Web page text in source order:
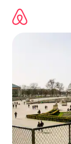
Inhalten
springen